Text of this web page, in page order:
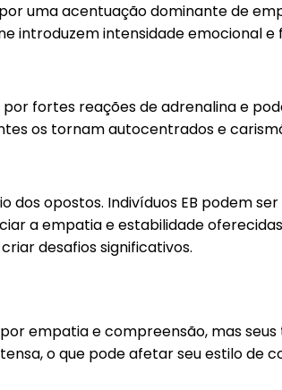
uma acentuação dominante de
introduzem intensidade emocional e
fortes reações de adrenalina e
os tornam autocentrados e
dos opostos. Indivíduos EB podem
a empatia e estabilidade
desafios significativos.
empatia e compreensão, mas
o que pode afetar seu estilo de